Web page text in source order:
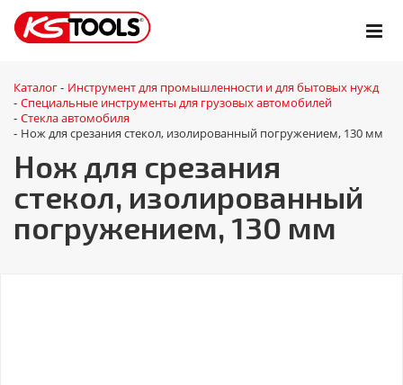
Каталог - Инструмент для промышленности и для бытовых нужд
- Специальные инструменты для грузовых автомобилей
- Стекла автомобиля
- Нож для срезания стекол, изолированный погружением, 130 мм
Нож для срезания
стекол, изолированный
погружением, 130 мм